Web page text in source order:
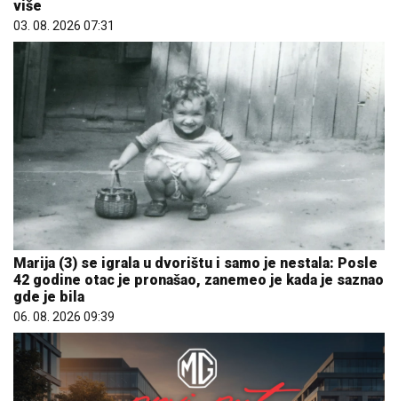
više
03. 08. 2026 07:31
Marija (3) se igrala u dvorištu i samo je nestala: Posle
42 godine otac je pronašao, zanemeo je kada je saznao
gde je bila
06. 08. 2026 09:39